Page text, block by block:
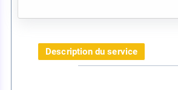
Description du service